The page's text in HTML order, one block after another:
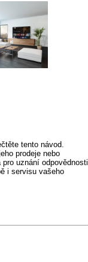
tento návod.
prodeje nebo
uznání odpovědnosti
i servisu vašeho